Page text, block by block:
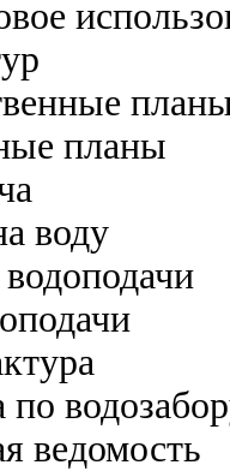
планы
воду
ведомость